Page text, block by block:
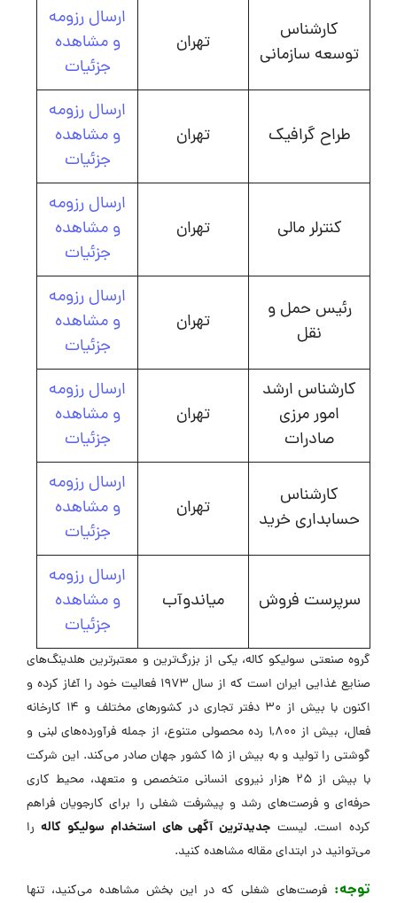
کارشناس
توسعه سازمانی
تهران
ارسال رزومه
و مشاهده
جزئیات
طراح گرافیک تهران
ارسال رزومه
و مشاهده
جزئیات
کنترلر مالی تهران
ارسال رزومه
و مشاهده
جزئیات
رئیس حمل و
نقل
تهران
ارسال رزومه
و مشاهده
جزئیات
کارشناس ارشد
امور مرزی
صادرات
تهران
ارسال رزومه
و مشاهده
جزئیات
کارشناس
حسابداری خرید
تهران
ارسال رزومه
و مشاهده
جزئیات
سرپرست فروش میاندوآب
ارسال رزومه
و مشاهده
جزئیات
گروه صنعتی سولیکو کاله، یکی از بزرگ‌ترین و معتبرترین هلدینگ‌های
صنایع غذایی ایران است که از سال ۱۹۷۳ فعالیت خود را آغاز کرده و
اکنون با بیش از ۳۰ دفتر تجاری در کشورهای مختلف و ۱۴ کارخانه
فعال، بیش از 1,800 رده محصولی متنوع، از جمله فرآورده‌های لبنی و
گوشتی را تولید و به بیش از ۱۵ کشور جهان صادر می‌کند. این شرکت
با بیش از ۲۵ هزار نیروی انسانی متخصص و متعهد، محیط کاری
حرفه‌ای و فرصت‌های رشد و پیشرفت شغلی را برای کارجویان فراهم
کرده است. لیست جدیدترین آگهی های استخدام سولیکو کاله را
می‌توانید در ابتدای مقاله مشاهده کنید.
توجه: فرصت‌های شغلی که در این بخش مشاهده می‌کنید، تنها